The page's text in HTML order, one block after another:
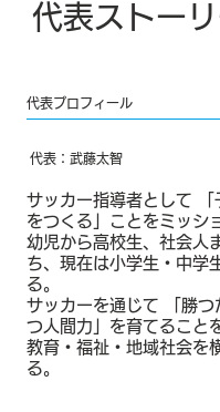
ここで育った子どもたちが、将
困難を乗り越えられる「自立し
アンマリアトーレは現在、川口
開事業を担っています。
これは、国の教育方針である「
的な取り組みであり、クラブは
ードバックを行っています。
代表プロフィール
代表：武藤太智
サッカー指導者として
をつくる」ことをミッシ
幼児から高校生、社会人
ち、現在は小学生・中学
る。
サッカーを通じて 「勝
つ人間力」を育てること
教育・福祉・地域社会を
る。
代表ストー